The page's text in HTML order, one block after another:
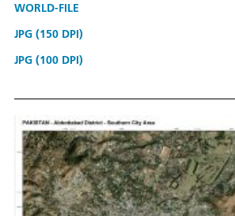
WORLD-FILE
JPG (150 DPI)
JPG (100 DPI)